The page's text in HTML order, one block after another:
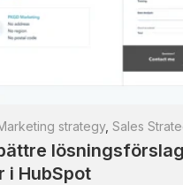
strategy, Sales
i HubSpot